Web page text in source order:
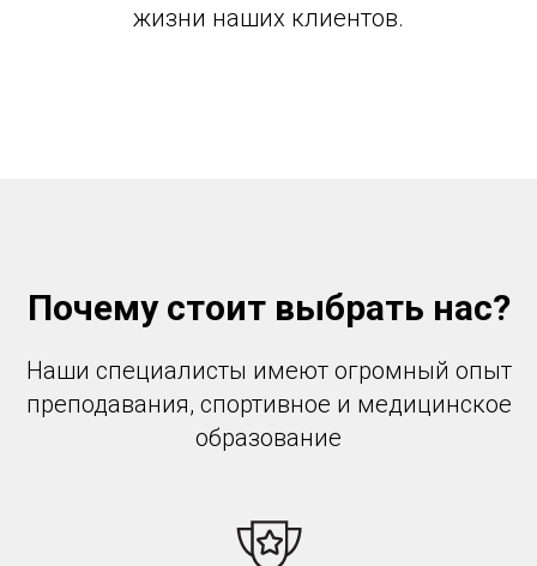
жизни наших клиентов.
Почему стоит выбрать нас?
Наши специалисты имеют огромный опыт
преподавания, спортивное и медицинское
образование